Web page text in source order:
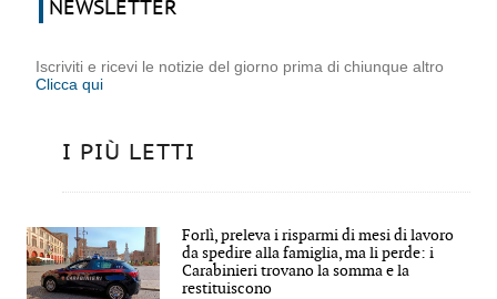
NEWSLETTER
Iscriviti e ricevi le notizie del giorno prima di chiunque altro
Clicca qui
I PIÙ LETTI
Forlì, preleva i risparmi di mesi di lavoro
da spedire alla famiglia, ma li perde: i
Carabinieri trovano la somma e la
restituiscono